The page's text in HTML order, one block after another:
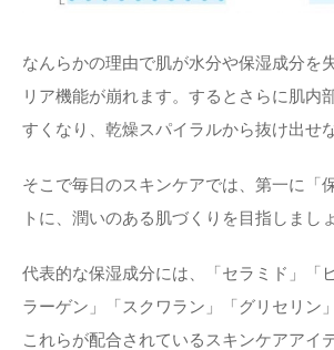
なんらかの理由で肌が水分や保湿成分を
リア機能が崩れます。するとさらに肌内
すくなり、乾燥スパイラルから抜け出せ
そこで毎日のスキンケアでは、第一に「
トに、潤いのある肌づくりを目指しましょ
代表的な保湿成分には、「セラミド」「
ラーゲン」「スクワラン」「グリセリン
これらが配合されているスキンケアアイ